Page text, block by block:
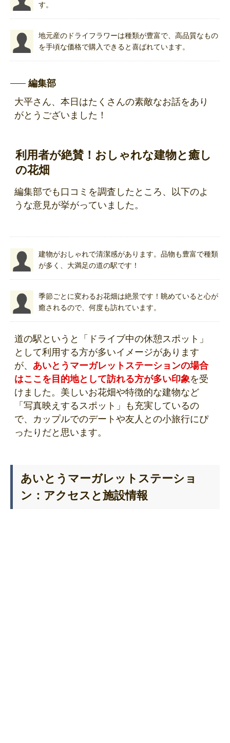
す。
地元産のドライフラワーは種類が豊富で、高品質なもの
を手頃な価格で購入できると喜ばれています。
編集部
大平さん、本日はたくさんの素敵なお話をあり
がとうございました！
利用者が絶賛！おしゃれな建物と癒し
の花畑
編集部でも口コミを調査したところ、以下のよ
うな意見が挙がっていました。
建物がおしゃれで清潔感があります。品物も豊富で種類
が多く、大満足の道の駅です！
季節ごとに変わるお花畑は絶景です！眺めていると心が
癒されるので、何度も訪れています。
道の駅というと「ドライブ中の休憩スポット」
として利用する方が多いイメージがあります
が、 あいとうマーガレットステーションの場合
はここを目的地として訪れる方が多い印象を受
けました。美しいお花畑や特徴的な建物など
「写真映えするスポット」も充実しているの
で、カップルでのデートや友人との小旅行にぴ
ったりだと思います。
あいとうマーガレットステーショ
ン：アクセスと施設情報